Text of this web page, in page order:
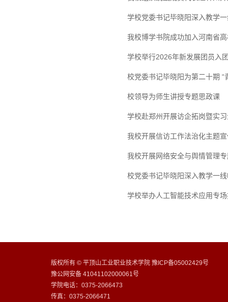
学校党委书记毕晓阳深入教学
我校博学书院成功加入河南省
学校举行2026年新发展团员入
校党委书记毕晓阳为第二十期 “
校领导为师生讲授专题思政课
学校赴郑州开展访企拓岗暨实
我校开展信访工作法治化主题
我校开展网络安全与舆情管理
校党委书记毕晓阳深入教学一
学校举办人工智能技术应用专
版权所有 © 平顶山工业职业技术学院 豫ICP备05002429号
豫公网安备 41041102000061号
学院电话：0375-2066473
传真：0375-2066471